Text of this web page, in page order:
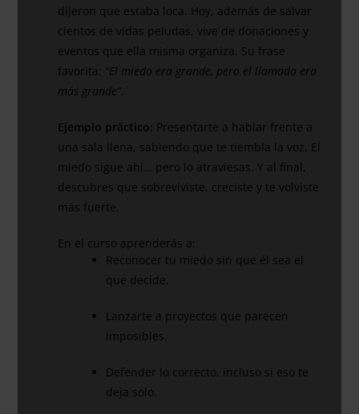
dijeron que estaba loca. Hoy, además de salvar
cientos de vidas peludas, vive de donaciones y
eventos que ella misma organiza. Su frase
favorita: “El miedo era grande, pero el llamado era
más grande”.
Ejemplo práctico: Presentarte a hablar frente a
una sala llena, sabiendo que te tiembla la voz. El
miedo sigue ahí… pero lo atraviesas. Y al final,
descubres que sobreviviste, creciste y te volviste
más fuerte.
En el curso aprenderás a:
Reconocer tu miedo sin que él sea el
que decide.
Lanzarte a proyectos que parecen
imposibles.
Defender lo correcto, incluso si eso te
deja solo.